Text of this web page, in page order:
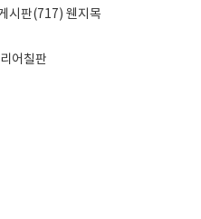
시판(717) 웬지목
어칠판